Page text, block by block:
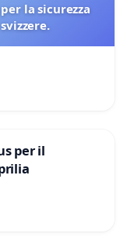
la sicurezza
per il